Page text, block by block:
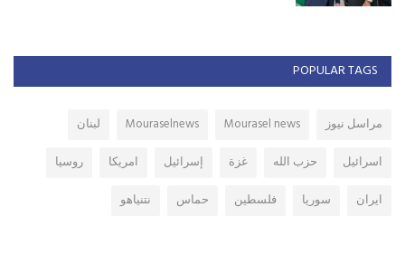
POPULAR TAGS
مراسل نيوز Mourasel news
Mouraselnews
لبنان
اسرائيل
حزب الله غزة إسرائيل امريكا
روسيا
ايران
سوريا فلسطين حماس نتنياهو